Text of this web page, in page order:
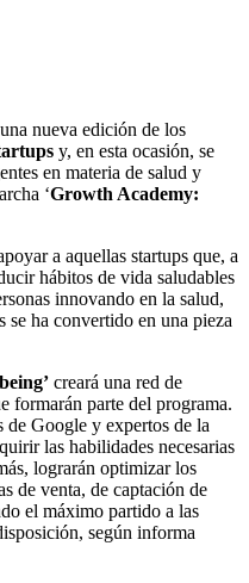
nueva edición de los
y, en esta ocasión, se
en materia de salud y
‘Growth Academy:
a aquellas startups que, a
hábitos de vida saludables
innovando en la salud,
se ha convertido en una pieza
’ creará una red de
formarán parte del programa.
de Google y expertos de la
las habilidades necesarias
lograrán optimizar los
de venta, de captación de
el máximo partido a las
según informa